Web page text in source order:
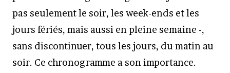
pas seulement le soir, les week-ends et les
jours fériés, mais aussi en pleine semaine -,
sans discontinuer, tous les jours, du matin au
soir. Ce chronogramme a son importance.